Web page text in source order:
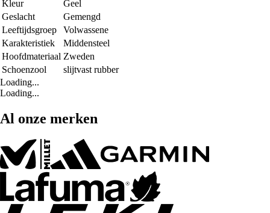
Kleur
Geel
Geslacht
Gemengd
Leeftijdsgroep
Volwassene
Karakteristiek
Middensteel
Hoofdmateriaal Zweden
Schoenzool
slijtvast rubber
Loading...
Loading...
Al onze merken